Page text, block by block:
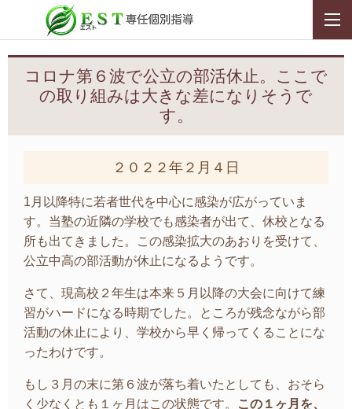
コロナ第６波で公立の部活休止。ここで
の取り組みは大きな差になりそうで
す。
２０２２年２月４日
1月以降特に若者世代を中心に感染が広がっていま
す。当塾の近隣の学校でも感染者が出て、休校となる
所も出てきました。この感染拡大のあおりを受けて、
公立中高の部活動が休止になるようです。
さて、現高校２年生は本来５月以降の大会に向けて練
習がハードになる時期でした。ところが残念ながら部
活動の休止により、学校から早く帰ってくることにな
ったわけです。
もし３月の末に第６波が落ち着いたとしても、おそら
く少なくとも１ヶ月はこの状態です。
この１ヶ月を、